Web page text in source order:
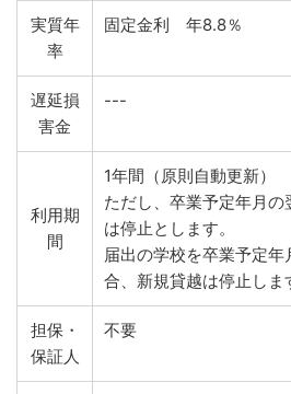
実質年
率
固定金利 年8.8％
遅延損
害金
---
利用期
間
1年間（原則自動更新）
ただし、卒業予定年月
は停止とします。
届出の学校を卒業予定
合、新規貸越は停止しま
担保・
保証人
不要